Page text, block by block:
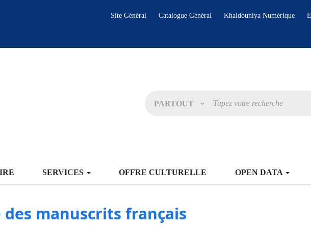
Site Général Catalogue Général Khaldouniya Numérique
PARTOUT
SERVICES OFFRE CULTURELLE OPEN DATA
des manuscrits français